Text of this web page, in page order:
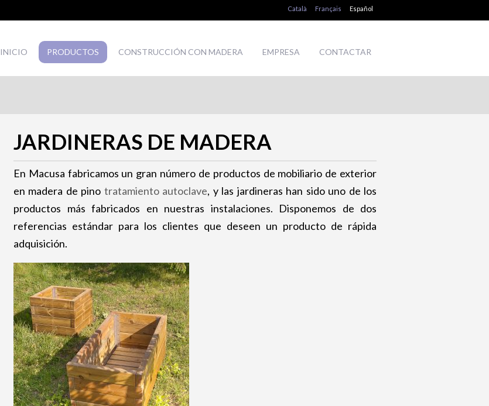
Català Français Español
INICIO PRODUCTOS CONSTRUCCIÓN CON MADERA EMPRESA CONTACTAR
JARDINERAS DE MADERA
En Macusa fabricamos un gran número de productos de mobiliario de exterior
en madera de pino tratamiento autoclave, y las jardineras han sido uno de los
productos más fabricados en nuestras instalaciones. Disponemos de dos
referencias estándar para los clientes que deseen un producto de rápida
adquisición.